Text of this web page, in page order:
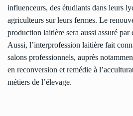
influenceurs, des étudiants dans leurs
agriculteurs sur leurs fermes. Le
production laitière sera aussi assuré par
Aussi, l’interprofession laitière fait
salons professionnels, auprès
en reconversion et remédie à
métiers de l’élevage.